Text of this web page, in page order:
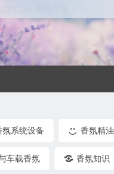
氛系统设备 香氛精油
车载香氛 香氛知识